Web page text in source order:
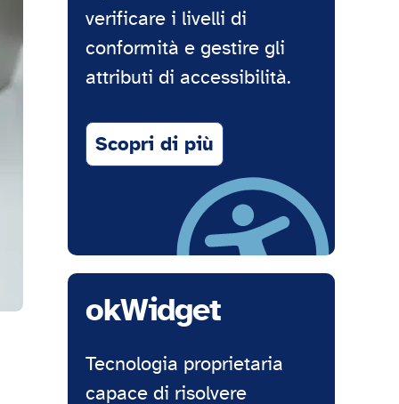
verificare i livelli di
conformità e gestire gli
attributi di accessibilità.
Scopri di più
okWidget
Tecnologia proprietaria
capace di risolvere